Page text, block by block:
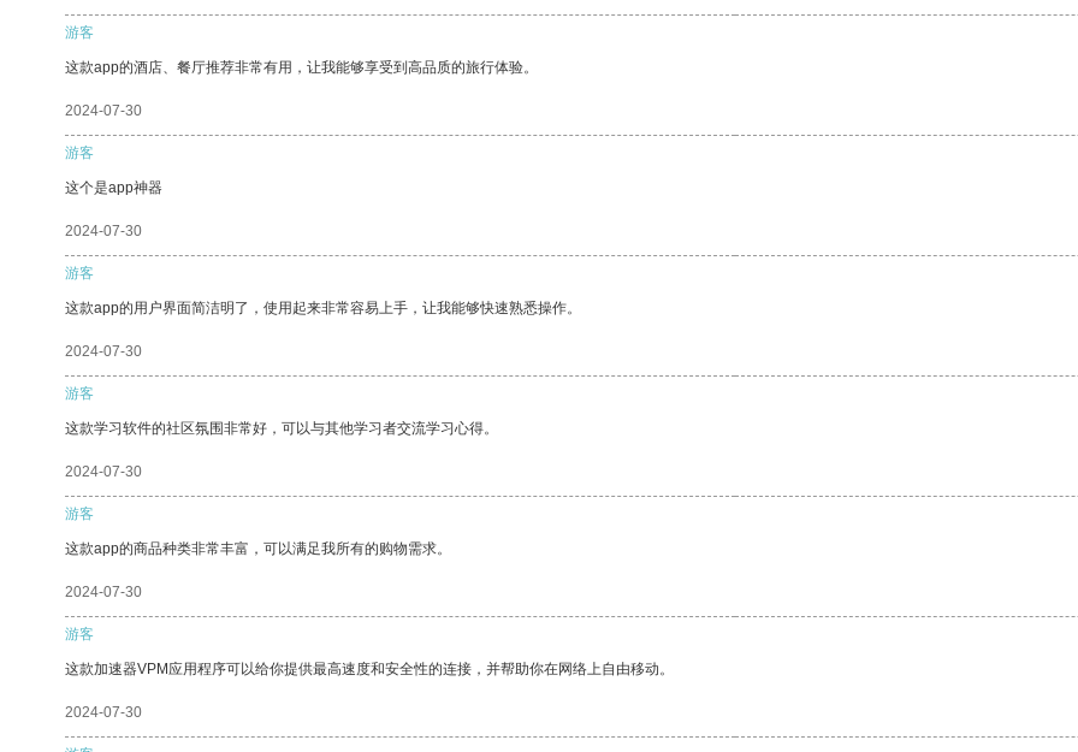
游客
这款app的酒店、餐厅推荐非常有用，让我能够享受到高品质的旅行体验。
2024-07-30
游客
这个是app神器
2024-07-30
游客
这款app的用户界面简洁明了，使用起来非常容易上手，让我能够快速熟悉操作。
2024-07-30
游客
这款学习软件的社区氛围非常好，可以与其他学习者交流学习心得。
2024-07-30
游客
这款app的商品种类非常丰富，可以满足我所有的购物需求。
2024-07-30
游客
这款加速器VPM应用程序可以给你提供最高速度和安全性的连接，并帮助你在网络上自由移动。
2024-07-30